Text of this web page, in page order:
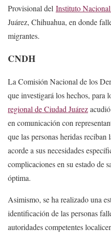
Provisional del Instituto
Juárez, Chihuahua, en donde
migrantes.
CNDH
La Comisión Nacional de los
que investigará los hechos, para
regional de Ciudad Juárez
en comunicación con
que las personas heridas reciban
acorde a sus necesidades
complicaciones en su estado de
óptima.
Asimismo, se ha realizado una
identificación de las personas
autoridades competentes